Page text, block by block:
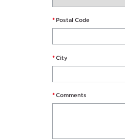
* Postal Code
*City
*Comments